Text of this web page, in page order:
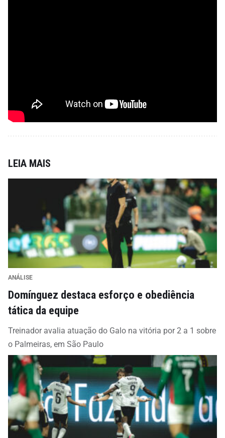
LEIA MAIS
ANÁLISE
Domínguez destaca esforço e obediência
tática da equipe
Treinador avalia atuação do Galo na vitória por 2 a 1 sobre
o Palmeiras, em São Paulo